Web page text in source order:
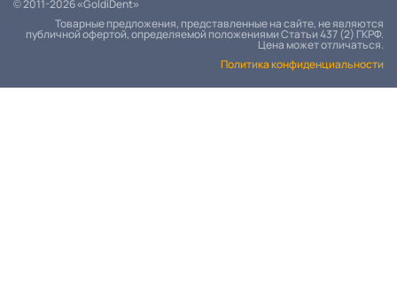
© 2011-2026 «GoldiDent»
Товарные предложения, представленные на сайте, не являются
публичной офертой, определяемой положениями Статьи 437 (2) ГКРФ.
Цена может отличаться.
Политика конфиденциальности